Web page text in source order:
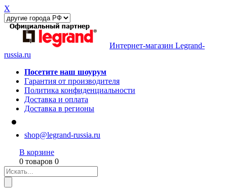
X
Интернет-магазин Legrand-
russia.ru
Посетите наш шоурум
Гарантия от производителя
Политика конфиденциальности
Доставка и оплата
Доставка в регионы
shop@legrand-russia.ru
В корзине
0 товаров 0